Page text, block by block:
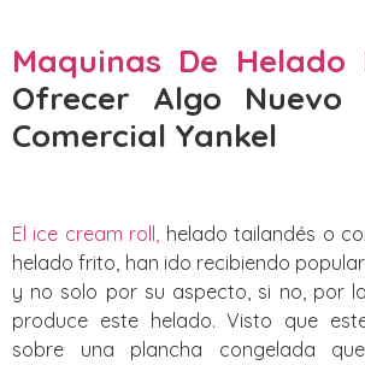
Maquinas De Helado
Ofrecer Algo Nuevo
Comercial Yankel
El ice cream roll, helado tailandés o
helado frito, han ido recibiendo
y no solo por su aspecto, si no, por
produce este helado. Visto que
sobre una plancha congelada